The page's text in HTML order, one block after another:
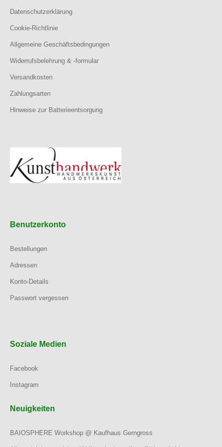
Datenschutzerklärung
Cookie-Richtlinie
Allgemeine Geschäftsbedingungen
Widerrufsbelehrung & -formular
Versandkosten
Zahlungsarten
Hinweise zur Batterieentsorgung
Benutzerkonto
Bestellungen
Adressen
Konto-Details
Passwort vergessen
Soziale Medien
Facebook
Instagram
Neuigkeiten
BAIOSPHERE Workshop @ Kaufhaus Gerngross